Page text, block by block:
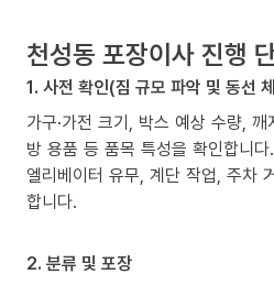
천성동 포장이사 진행
1. 사전 확인(짐 규모 파악 및 동선
가구·가전 크기, 박스 예상 수량, 깨
방 용품 등 품목 특성을 확인합니다.
엘리베이터 유무, 계단 작업, 주차
합니다.
2. 분류 및 포장